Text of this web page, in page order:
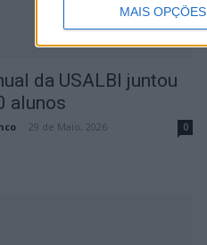
MAIS OPÇÕES
da USALBI juntou
alunos
29 de Maio, 2026 0